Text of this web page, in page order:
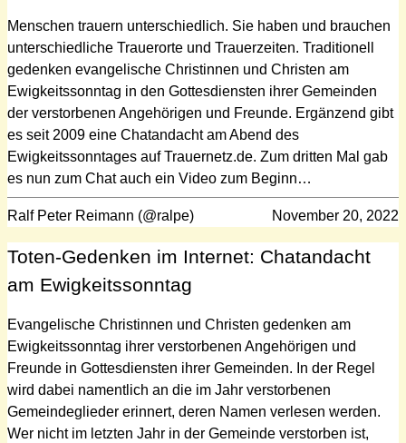
Menschen trauern unterschiedlich. Sie haben und brauchen
unterschiedliche Trauerorte und Trauerzeiten. Traditionell
gedenken evangelische Christinnen und Christen am
Ewigkeitssonntag in den Gottesdiensten ihrer Gemeinden
der verstorbenen Angehörigen und Freunde. Ergänzend gibt
es seit 2009 eine Chatandacht am Abend des
Ewigkeitssonntages auf Trauernetz.de. Zum dritten Mal gab
es nun zum Chat auch ein Video zum Beginn…
Ralf Peter Reimann (@ralpe) November 20, 2022
Toten-Gedenken im Internet: Chatandacht
am Ewigkeitssonntag
Evangelische Christinnen und Christen gedenken am
Ewigkeitssonntag ihrer verstorbenen Angehörigen und
Freunde in Gottesdiensten ihrer Gemeinden. In der Regel
wird dabei namentlich an die im Jahr verstorbenen
Gemeindeglieder erinnert, deren Namen verlesen werden.
Wer nicht im letzten Jahr in der Gemeinde verstorben ist,